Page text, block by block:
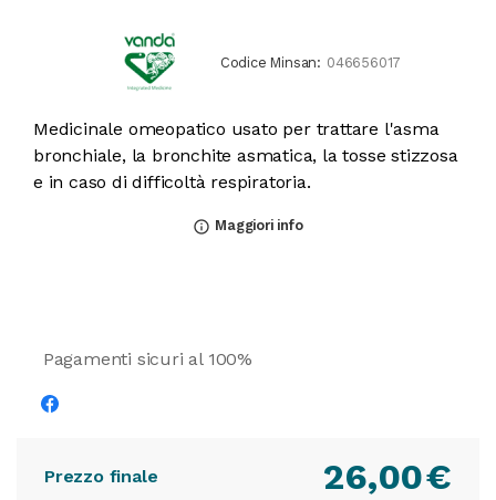
Codice Minsan: 046656017
Medicinale omeopatico usato per trattare l'asma
bronchiale, la bronchite asmatica, la tosse stizzosa
e in caso di difficoltà respiratoria.
info_outline Maggiori info
Pagamenti sicuri al 100%
Prezzo finale €
26,00